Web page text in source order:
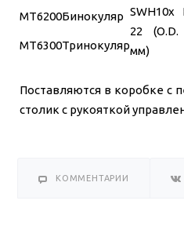
MT6200Бинокуляр SWH10x
22
мм)
MT6300Тринокуляр
Поставляются в коробке с
столик с рукояткой
КОММЕНТАРИИ